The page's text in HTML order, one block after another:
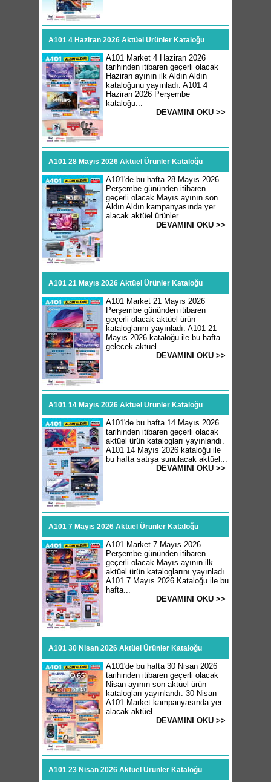
A101 4 Haziran 2026 Aktüel Ürünler Kataloğu
A101 Market 4 Haziran 2026
tarihinden itibaren geçerli olacak
Haziran ayının ilk Aldın Aldın
kataloğunu yayınladı. A101 4
Haziran 2026 Perşembe
kataloğu...
DEVAMINI OKU >>
A101 28 Mayıs 2026 Aktüel Ürünler Kataloğu
A101'de bu hafta 28 Mayıs 2026
Perşembe gününden itibaren
geçerli olacak Mayıs ayının son
Aldın Aldın kampanyasında yer
alacak aktüel ürünler...
DEVAMINI OKU >>
A101 21 Mayıs 2026 Aktüel Ürünler Kataloğu
A101 Market 21 Mayıs 2026
Perşembe gününden itibaren
geçerli olacak aktüel ürün
kataloglarını yayınladı. A101 21
Mayıs 2026 kataloğu ile bu hafta
gelecek aktüel...
DEVAMINI OKU >>
A101 14 Mayıs 2026 Aktüel Ürünler Kataloğu
A101'de bu hafta 14 Mayıs 2026
tarihinden itibaren geçerli olacak
aktüel ürün katalogları yayınlandı.
A101 14 Mayıs 2026 kataloğu ile
bu hafta satışa sunulacak aktüel...
DEVAMINI OKU >>
A101 7 Mayıs 2026 Aktüel Ürünler Kataloğu
A101 Market 7 Mayıs 2026
Perşembe gününden itibaren
geçerli olacak Mayıs ayının ilk
aktüel ürün kataloglarını yayınladı.
A101 7 Mayıs 2026 Kataloğu ile bu
hafta...
DEVAMINI OKU >>
A101 30 Nisan 2026 Aktüel Ürünler Kataloğu
A101'de bu hafta 30 Nisan 2026
tarihinden itibaren geçerli olacak
Nisan ayının son aktüel ürün
katalogları yayınlandı. 30 Nisan
A101 Market kampanyasında yer
alacak aktüel...
DEVAMINI OKU >>
A101 23 Nisan 2026 Aktüel Ürünler Kataloğu